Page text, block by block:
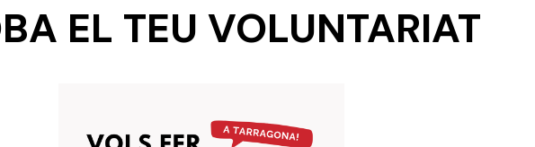
EL TEU VOLUNTARIAT